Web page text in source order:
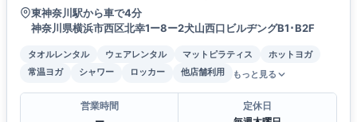
東神奈川駅から車で4分
神奈川県横浜市西区北幸1ー8ー2犬山西口ビルヂングB1･B2F
タオルレンタル ウェアレンタル マットピラティス
ホットヨガ
常温ヨガ
シャワー ロッカー 他店舗利用 もっと見る
営業時間
定休日